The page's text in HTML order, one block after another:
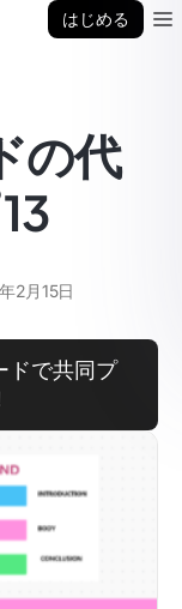
はじめる
の代
2月15日
ドで共同プ